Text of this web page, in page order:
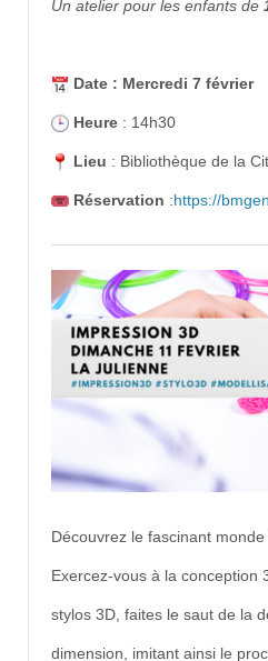
Un atelier pour les enfants de
Date : Mercredi 7 février
Heure : 14h30
Lieu : Bibliothèque de la
Réservation :https://
Découvrez le fascinant monde
Exercez-vous à la conception
stylos 3D, faites le saut de la
dimension, imitant ainsi le